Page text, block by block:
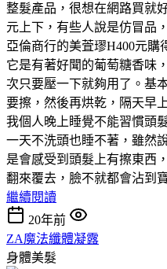
整髮產品，很想在網路買就
元上下，有些人說是仿冒品
亞倫商行的美萓璆H400元購
它是有著好聞的葡萄糖香味
次只要壓一下就夠用了。基
要擦，然後再烘乾，隔天早
我個人晚上睡覺不能習慣頭
一天不洗頭也睡不著，雖然
是會感受到頭髮上有擦東西
翻來覆去，臉不就都會沾到
繼續閱讀
20年前
ZA魔法纖體凝露
身體美髮